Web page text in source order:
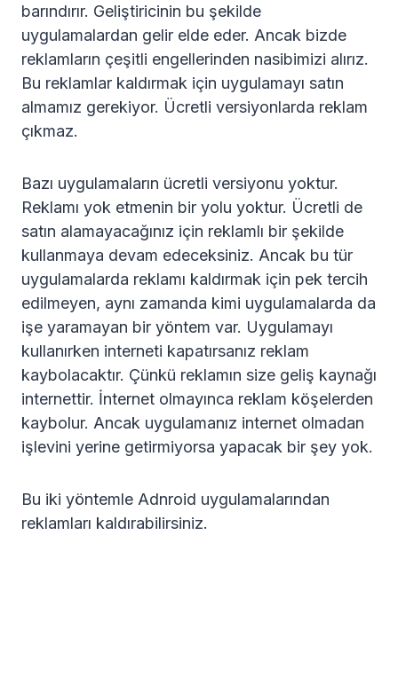
barındırır. Geliştiricinin bu şekilde
uygulamalardan gelir elde eder. Ancak bizde
reklamların çeşitli engellerinden nasibimizi alırız.
Bu reklamlar kaldırmak için uygulamayı satın
almamız gerekiyor. Ücretli versiyonlarda reklam
çıkmaz.
Bazı uygulamaların ücretli versiyonu yoktur.
Reklamı yok etmenin bir yolu yoktur. Ücretli de
satın alamayacağınız için reklamlı bir şekilde
kullanmaya devam edeceksiniz. Ancak bu tür
uygulamalarda reklamı kaldırmak için pek tercih
edilmeyen, aynı zamanda kimi uygulamalarda da
işe yaramayan bir yöntem var. Uygulamayı
kullanırken interneti kapatırsanız reklam
kaybolacaktır. Çünkü reklamın size geliş kaynağı
internettir. İnternet olmayınca reklam köşelerden
kaybolur. Ancak uygulamanız internet olmadan
işlevini yerine getirmiyorsa yapacak bir şey yok.
Bu iki yöntemle Adnroid uygulamalarından
reklamları kaldırabilirsiniz.